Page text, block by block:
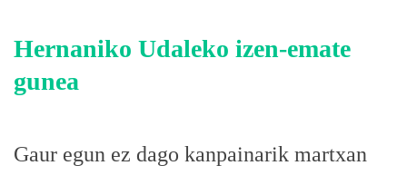
Hernaniko Udaleko izen-emate
gunea
Gaur egun ez dago kanpainarik martxan